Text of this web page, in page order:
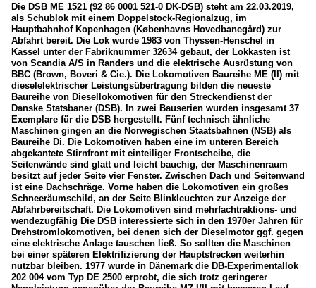
Die DSB ME 1521 (92 86 0001 521-0 DK-DSB) steht am 22.03.2019,
als Schublok mit einem Doppelstock-Regionalzug, im
Hauptbahnhof Kopenhagen (Københavns Hovedbanegård) zur
Abfahrt bereit. Die Lok wurde 1983 von Thyssen-Henschel in
Kassel unter der Fabriknummer 32634 gebaut, der Lokkasten ist
von Scandia A/S in Randers und die elektrische Ausrüstung von
BBC (Brown, Boveri & Cie.). Die Lokomotiven Baureihe ME (II) mit
dieselelektrischer Leistungsübertragung bilden die neueste
Baureihe von Diesellokomotiven für den Streckendienst der
Danske Statsbaner (DSB). In zwei Bauserien wurden insgesamt 37
Exemplare für die DSB hergestellt. Fünf technisch ähnliche
Maschinen gingen an die Norwegischen Staatsbahnen (NSB) als
Baureihe Di. Die Lokomotiven haben eine im unteren Bereich
abgekantete Stirnfront mit einteiliger Frontscheibe, die
Seitenwände sind glatt und leicht bauchig, der Maschinenraum
besitzt auf jeder Seite vier Fenster. Zwischen Dach und Seitenwand
ist eine Dachschräge. Vorne haben die Lokomotiven ein großes
Schneeräumschild, an der Seite Blinkleuchten zur Anzeige der
Abfahrbereitschaft. Die Lokomotiven sind mehrfachtraktions- und
wendezugfähig Die DSB interessierte sich in den 1970er Jahren für
Drehstromlokomotiven, bei denen sich der Dieselmotor ggf. gegen
eine elektrische Anlage tauschen ließ. So sollten die Maschinen
bei einer späteren Elektrifizierung der Hauptstrecken weiterhin
nutzbar bleiben. 1977 wurde in Dänemark die DB-Experimentallok
202 004 vom Typ DE 2500 erprobt, die sich trotz geringerer